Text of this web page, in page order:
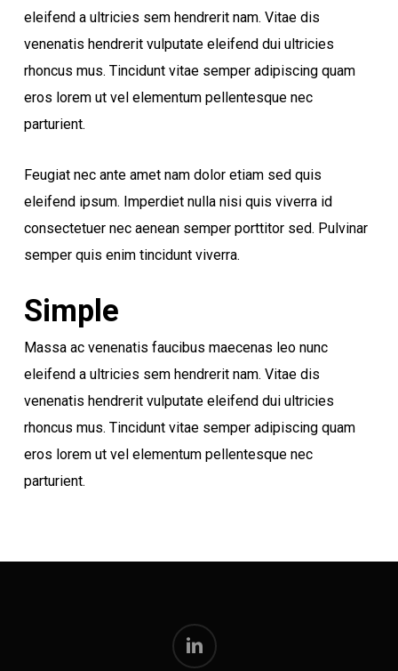
eleifend a ultricies sem hendrerit nam. Vitae dis
venenatis hendrerit vulputate eleifend dui ultricies
rhoncus mus. Tincidunt vitae semper adipiscing quam
eros lorem ut vel elementum pellentesque nec
parturient.
Feugiat nec ante amet nam dolor etiam sed quis
eleifend ipsum. Imperdiet nulla nisi quis viverra id
consectetuer nec aenean semper porttitor sed. Pulvinar
semper quis enim tincidunt viverra.
Simple
Massa ac venenatis faucibus maecenas leo nunc
eleifend a ultricies sem hendrerit nam. Vitae dis
venenatis hendrerit vulputate eleifend dui ultricies
rhoncus mus. Tincidunt vitae semper adipiscing quam
eros lorem ut vel elementum pellentesque nec
parturient.
linkedin